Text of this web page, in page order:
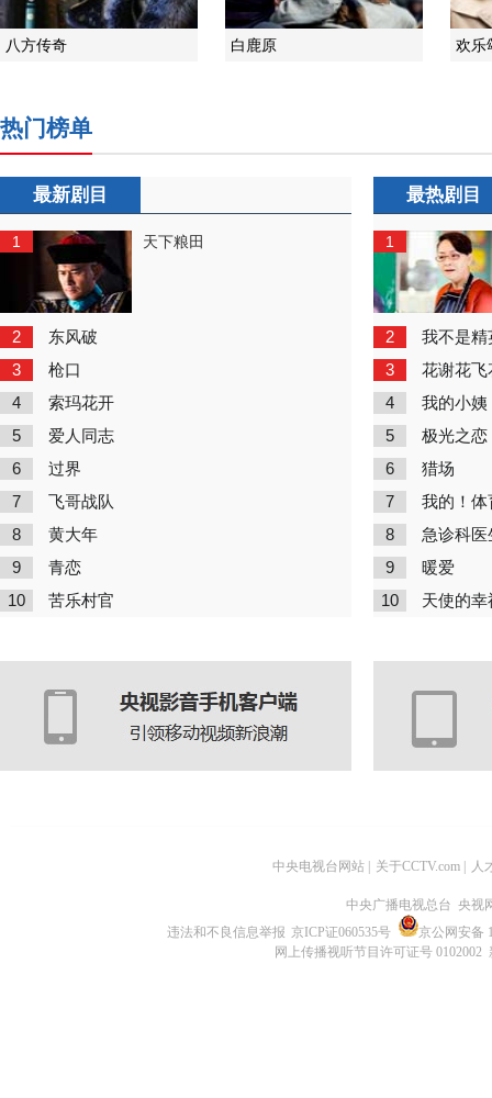
八方传奇 白鹿原 欢乐
热门榜单
最新剧目
1 天下粮田
2 东风破
3 枪口
4 索玛花开
5 爱人同志
6 过界
7 飞哥战队
8 黄大年
9 青恋
10 苦乐村官
最热剧目
1
2 我不是精
3 花谢花飞
4 我的小姨
5 极光之恋
6 猎场
7 我的！体
8 急诊科医
9 暖爱
10 天使的幸
中央电视台网站 关于CCTV.com 人
中央广播电视总台 央视
违法和不良信息举报 京ICP证060535号
京公网安备
网上传播视听节目许可证号 0102002